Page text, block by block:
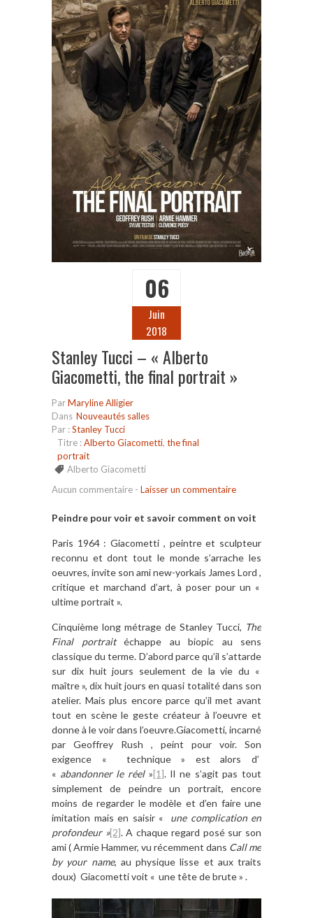
06
Juin
2018
Stanley Tucci – « Alberto
Giacometti, the final portrait »
ParMaryline Alligier
Dans Nouveautés salles
Par :Stanley Tucci
Titre :Alberto Giacometti, the final
portrait
Alberto Giacometti
Aucun commentaire - Laisser un commentaire
Peindre pour voir et savoir comment on voit
Paris 1964 : Giacometti , peintre et sculpteur
reconnu et dont tout le monde s’arrache les
oeuvres, invite son ami new-yorkais James Lord ,
critique et marchand d’art, à poser pour un «
ultime portrait ».
Cinquième long métrage de Stanley Tucci, The
Final portrait échappe au biopic au sens
classique du terme. D’abord parce qu’il s’attarde
sur dix huit jours seulement de la vie du «
maître », dix huit jours en quasi totalité dans son
atelier. Mais plus encore parce qu’il met avant
tout en scène le geste créateur à l’oeuvre et
donne à le voir dans l’oeuvre.Giacometti, incarné
par Geoffrey Rush , peint pour voir. Son
exigence « technique » est alors d’
« abandonner le réel»[1]. Il ne s’agit pas tout
simplement de peindre un portrait, encore
moins de regarder le modèle et d’en faire une
imitation mais en saisir « une complication en
profondeur »[2]. A chaque regard posé sur son
ami ( Armie Hammer, vu récemment dans Call me
by your name, au physique lisse et aux traits
doux) Giacometti voit « une tête de brute » .